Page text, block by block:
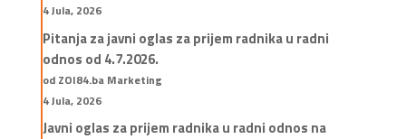
4 Jula, 2026
Pitanja za javni oglas za prijem radnika u radni
odnos od 4.7.2026.
od ZOI84.ba Marketing
4 Jula, 2026
Javni oglas za prijem radnika u radni odnos na